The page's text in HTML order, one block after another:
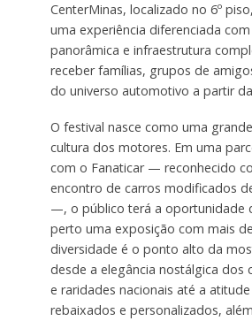
CenterMinas, localizado no 6º
uma experiência diferenciada
panorâmica e infraestrutura
receber famílias, grupos de
do universo automotivo a partir
O festival nasce como uma
cultura dos motores. Em uma
com o Fanaticar — reconhecido
encontro de carros modificados
—, o público terá a oportunidade
perto uma exposição com mais
diversidade é o ponto alto da
desde a elegância nostálgica dos
e raridades nacionais até a
rebaixados e personalizados,